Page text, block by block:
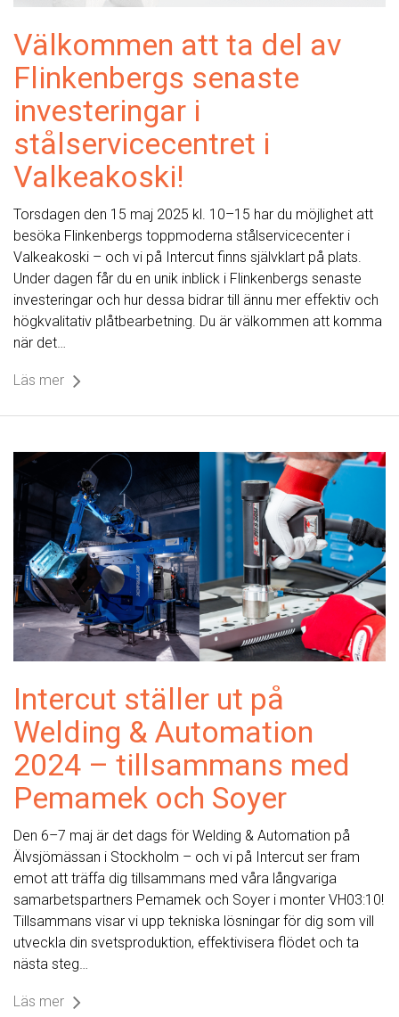
Välkommen att ta del av
Flinkenbergs senaste
investeringar i
stålservicecentret i
Valkeakoski!
Torsdagen den 15 maj 2025 kl. 10–15 har du möjlighet att
besöka Flinkenbergs toppmoderna stålservicecenter i
Valkeakoski – och vi på Intercut finns självklart på plats.
Under dagen får du en unik inblick i Flinkenbergs senaste
investeringar och hur dessa bidrar till ännu mer effektiv och
högkvalitativ plåtbearbetning. Du är välkommen att komma
när det…
Läs mer
Intercut ställer ut på
Welding & Automation
2024 – tillsammans med
Pemamek och Soyer
Den 6–7 maj är det dags för Welding & Automation på
Älvsjömässan i Stockholm – och vi på Intercut ser fram
emot att träffa dig tillsammans med våra långvariga
samarbetspartners Pemamek och Soyer i monter VH03:10!
Tillsammans visar vi upp tekniska lösningar för dig som vill
utveckla din svetsproduktion, effektivisera flödet och ta
nästa steg…
Läs mer